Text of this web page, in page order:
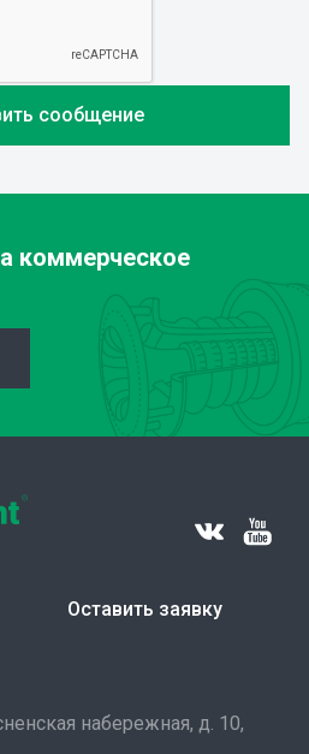
коммерческое
Оставить заявку
набережная, д. 10,